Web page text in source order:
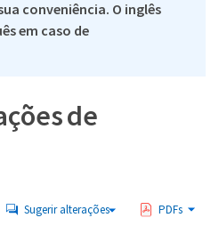
conveniência. O inglês
em caso de
de
Sugerir alterações PDFs